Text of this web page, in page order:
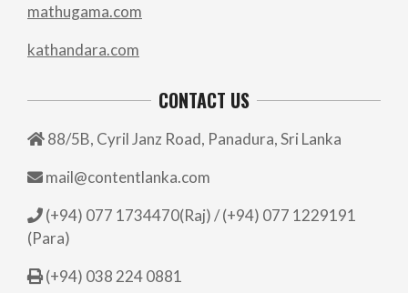
mathugama.com
kathandara.com
CONTACT US
88/5B, Cyril Janz Road, Panadura, Sri Lanka
mail@contentlanka.com
(+94) 077 1734470(Raj) / (+94) 077 1229191
(Para)
(+94) 038 224 0881